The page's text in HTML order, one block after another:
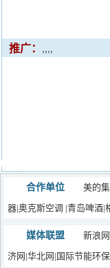
推广： ,,,,
合作单位 美的
器|奥克斯空调 |青岛啤酒|
媒体联盟 新浪网
济网 |华北网 | 国际节能环